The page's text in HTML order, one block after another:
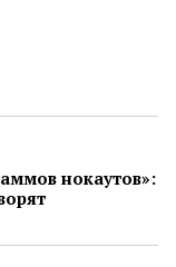
нокаутов»: